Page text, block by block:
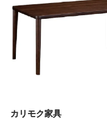
カリモク家具